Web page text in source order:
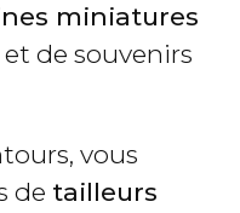
miniatures
de souvenirs
vous
de tailleurs